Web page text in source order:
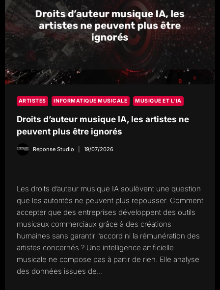
ARTISTES INFORMATIQUE MUSICALE MUSIQUE ET L'IA
Droits d’auteur musique IA, les artistes ne
peuvent plus être ignorés
Reponse Studio 19/07/2026
Les droits d’auteur musique IA soulèvent une question
que les autorités ne peuvent plus repousser. Comment
accepter que des entreprises développent des outils
musicaux commerciaux grâce à des créations
humaines sans garantir l’accord ni la rémunération des
artistes concernés ? Une intelligence artificielle
musicale ne compose pas à partir de rien. Elle analyse
des données issues de…